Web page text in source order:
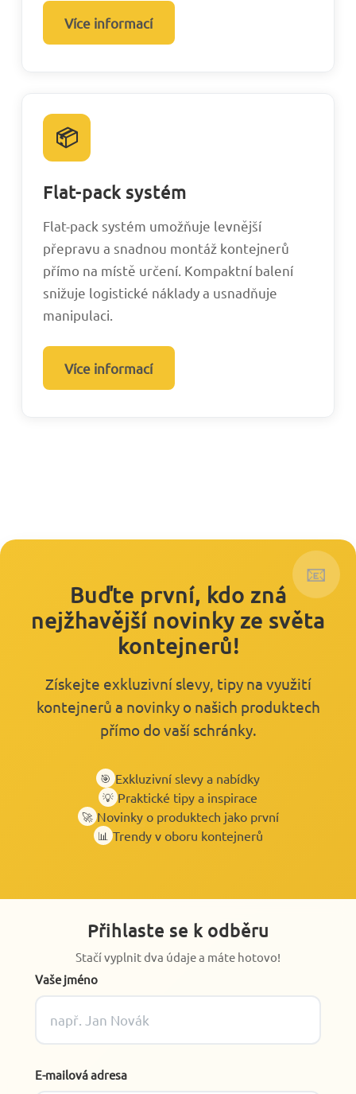
Více informací
📦
Flat-pack systém
Flat-pack systém umožňuje levnější
přepravu a snadnou montáž kontejnerů
přímo na místě určení. Kompaktní balení
snižuje logistické náklady a usnadňuje
manipulaci.
Více informací
📧
Buďte první, kdo zná
nejžhavější novinky ze světa
kontejnerů!
Získejte exkluzivní slevy, tipy na využití
kontejnerů a novinky o našich produktech
přímo do vaší schránky.
🎯 Exkluzivní slevy a nabídky
💡 Praktické tipy a inspirace
🚀 Novinky o produktech jako první
📊 Trendy v oboru kontejnerů
Přihlaste se k odběru
Stačí vyplnit dva údaje a máte hotovo!
Vaše jméno
E-mailová adresa